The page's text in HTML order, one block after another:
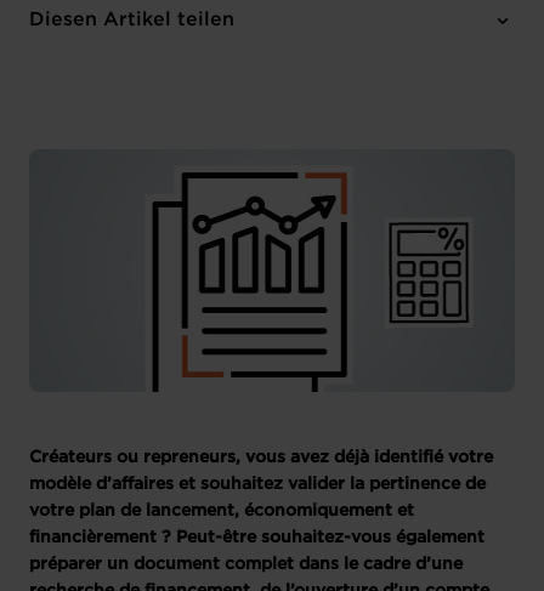
Online Workshop
Anmelden
Diesen Artikel teilen
Créateurs ou repreneurs, vous avez déjà identifié votre
modèle d’affaires et souhaitez valider la pertinence de
votre plan de lancement, économiquement et
financièrement ? Peut-être souhaitez-vous également
préparer un document complet dans le cadre d’une